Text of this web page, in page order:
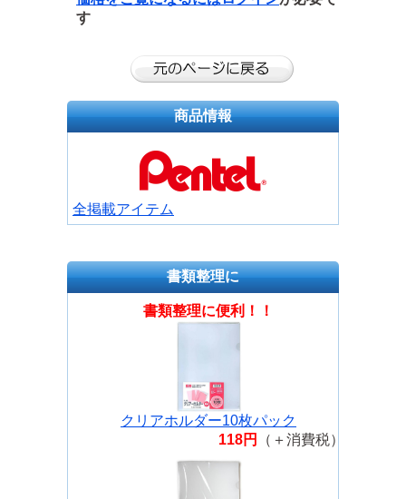
す
商品情報
全掲載アイテム
書類整理に
書類整理に便利！！
クリアホルダー10枚パック
118円
（＋消費税）